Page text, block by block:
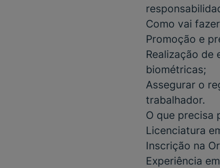
Como vai
Promoção e
Realização de
biométricas;
Assegurar o
trabalhador.
O que precisa
Licenciatura
Inscrição na
Experiência